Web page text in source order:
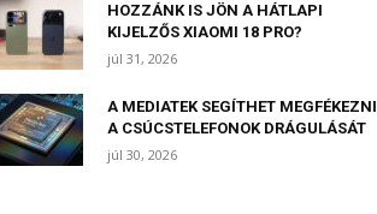
HOZZÁNK IS JÖN A HÁTLAPI
KIJELZŐS XIAOMI 18 PRO?
júl 31, 2026
A MEDIATEK SEGÍTHET MEGFÉKEZNI
A CSÚCSTELEFONOK DRÁGULÁSÁT
júl 30, 2026